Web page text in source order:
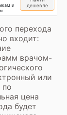
и
дешевле
перехода
входит:
врачом-
или
по
цена
будет